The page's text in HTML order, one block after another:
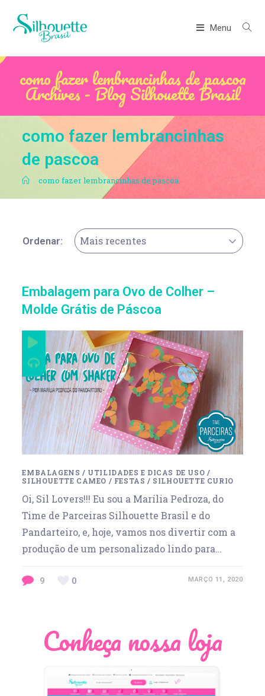
Menu
como fazer lembrancinhas de pascoa
Archives - Blog Silhouette Brasil
como fazer lembrancinhas
de pascoa
. como fazer lembrancinhas de pascoa
Ordenar: Mais recentes
Embalagem para Ovo de Colher –
Molde Grátis de Páscoa
EMBALAGENS / UTILIDADES E DICAS DE USO /
SILHOUETTE CAMEO / FESTAS / SILHOUETTE CURIO
Oi, Sil Lovers!!! Eu sou a Marília Pedroza, do
Time de Parceiras Silhouette Brasil e do
Pandarteiro, e, hoje, vamos nos divertir com a
produção de um personalizado lindo para…
9 0 MARÇO 11, 2020
Conheça nossa loja